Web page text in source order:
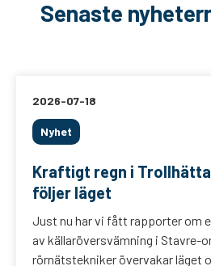
Senaste
2026-07-18
Nyhet
Kraftigt regn i
följer läget
Just nu har vi fått rapporter om
av källaröversvämning i Stavre-
rörnätstekniker övervakar läget